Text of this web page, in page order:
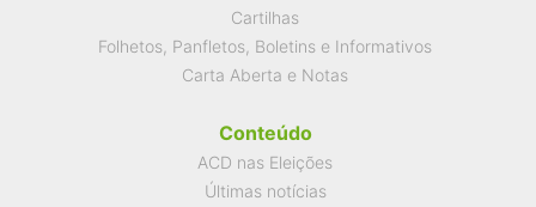
Cartilhas
Folhetos, Panfletos, Boletins e Informativos
Carta Aberta e Notas
Conteúdo
ACD nas Eleições
Últimas notícias